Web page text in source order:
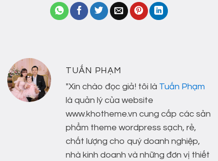
TUẤN PHẠM
"Xin chào đọc giả! tôi là Tuấn Phạm
là quản lý của website
www.khotheme.vn cung cấp các sản
phẩm theme wordpress sạch, rẻ,
chất lượng cho quý doanh nghiệp,
nhà kinh doanh và những đơn vị thiết